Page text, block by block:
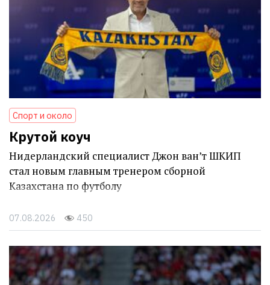
Спорт и около
Крутой коуч
Нидерландский специалист Джон ван’т ШКИП
стал новым главным тренером сборной
Казахстана по футболу
07.08.2026 450